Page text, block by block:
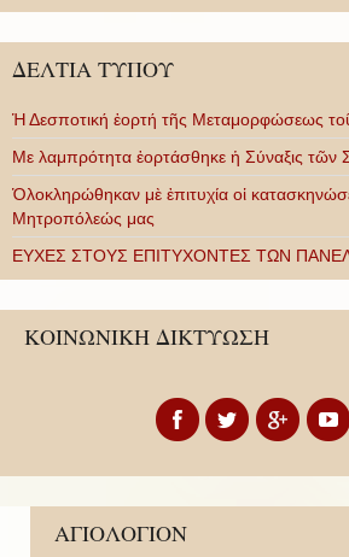
ΔΕΛΤΙΑ ΤΥΠΟΥ
Ἡ Δεσποτική ἑορτή τῆς Μεταμορφώσεως
Με λαμπρότητα ἑορτάσθηκε ἡ Σύναξις τῶν
Ὁλοκληρώθηκαν μὲ ἐπιτυχία οἱ
Μητροπόλεώς μας
ΕΥΧΕΣ ΣΤΟΥΣ ΕΠΙΤΥΧΟΝΤΕΣ ΤΩΝ
ΚΟΙΝΩΝΙΚΗ ΔΙΚΤΥΩΣΗ
ΑΓΙΟΛΟΓΙΟΝ